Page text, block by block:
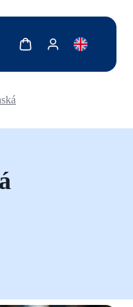
description for reader
Zobrazit košíkZobrazit můj účet